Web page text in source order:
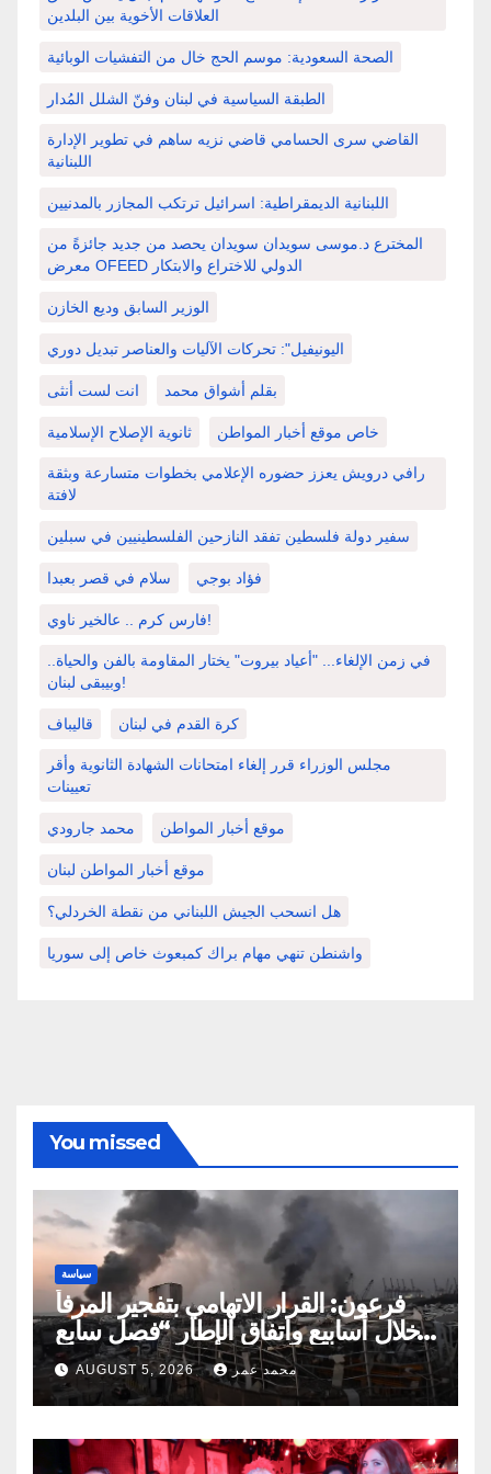
العلاقات الأخوية بين البلدين
الصحة السعودية: موسم الحج خال من التفشيات الوبائية
الطبقة السياسية في لبنان وفنّ الشلل المُدار
القاضي سرى الحسامي قاضي نزيه ساهم في تطوير الإدارة
اللبنانية
اللبنانية الديمقراطية: اسرائيل ترتكب المجازر بالمدنيين
المخترع د.موسى سويدان سويدان يحصد من جديد جائزةً من
معرض OFEED الدولي للاختراع والابتكار
الوزير السابق وديع الخازن
اليونيفيل": تحركات الآليات والعناصر تبديل دوري
انت لست أنثى بقلم أشواق محمد
ثانوية الإصلاح الإسلامية خاص موقع أخبار المواطن
رافي درويش يعزز حضوره الإعلامي بخطوات متسارعة وبثقة
لافتة
سفير دولة فلسطين تفقد النازحين الفلسطينيين في سبلين
سلام في قصر بعبدا فؤاد بوجي
فارس كرم .. عالخير ناوي!
في زمن الإلغاء... "أعياد بيروت" يختار المقاومة بالفن والحياة..
وبيبقى لبنان!
قاليباف كرة القدم في لبنان
مجلس الوزراء قرر إلغاء امتحانات الشهادة الثانوية وأقر
تعيينات
محمد جارودي موقع أخبار المواطن
موقع أخبار المواطن لبنان
هل انسحب الجيش اللبناني من نقطة الخردلي؟
واشنطن تنهي مهام براك كمبعوث خاص إلى سوريا
You missed
سياسة
فرعون: القرار الاتهامي بتفجير المرفأ
خلال أسابيع واتفاق الإطار “فصل سابع
ونصف”
AUGUST 5, 2026 محمد عمر